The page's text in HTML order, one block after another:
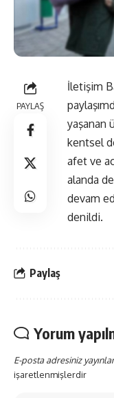
PAYLAŞ
İletişim
yaşanan
kentsel
afet ve
alanda
devam
denildi.
Paylaş
Yorum
E-posta adresiniz
işaretlenmişlerdir